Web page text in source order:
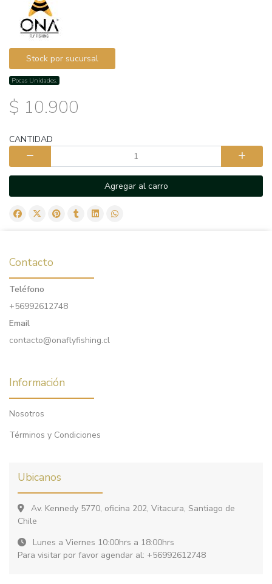
Stock por sucursal
Pocas Unidades.
$ 10.900
CANTIDAD
Agregar al carro
Contacto
Teléfono
+56992612748
Email
contacto@onaflyfishing.cl
Información
Nosotros
Términos y Condiciones
Ubicanos
Av. Kennedy 5770, oficina 202, Vitacura, Santiago de
Chile
Lunes a Viernes 10:00hrs a 18:00hrs
Para visitar por favor agendar al: +56992612748